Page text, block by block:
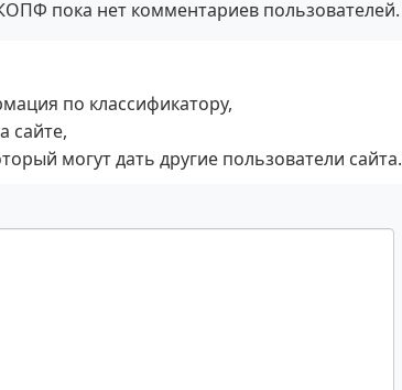
пока нет комментариев пользователей.
по классификатору,
сайте,
могут дать другие пользователи сайта.